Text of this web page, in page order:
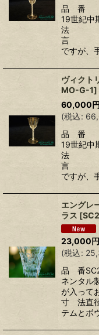
品
19世紀
法 直径
言 品番
ですが、
ヴィクト
MO-G-1]
60,000円
(税込:
品
19世紀
法 直径
言 品番
ですが、
エングレ
ラス [
23,000円
(税込:
品 番
ネンタル
が入って
寸 法直径
テムとボ